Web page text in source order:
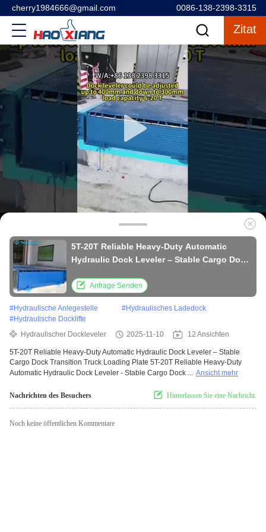
cherry1984666@gmail.com 0086-138-2398-3315
Zitat
5T-20T Reliable Heavy-Duty Automatic
Hydraulic Dock Leveler – Stable Cargo Dock
Anfrage Senden
#Hydraulische Anlegestelle #Hydraulisches Ladedock
#Hydraulische Docklifte
Hydraulischer Dockleveler
2025-11-10 12 Ansichten
5T-20T Reliable Heavy-Duty Automatic Hydraulic Dock Leveler – Stable
Cargo Dock Transition Truck Loading Plate 5T-20T Reliable Heavy-Duty
Automatic Hydraulic Dock Leveler - Stable Cargo Dock ... Ansicht mehr
Nachrichten des Besuchers Hinterlassen Sie eine Nachricht.
Noch keine öffentlichen Kommentare